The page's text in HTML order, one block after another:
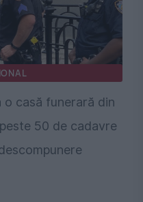
o casă funerară din
50 de cadavre